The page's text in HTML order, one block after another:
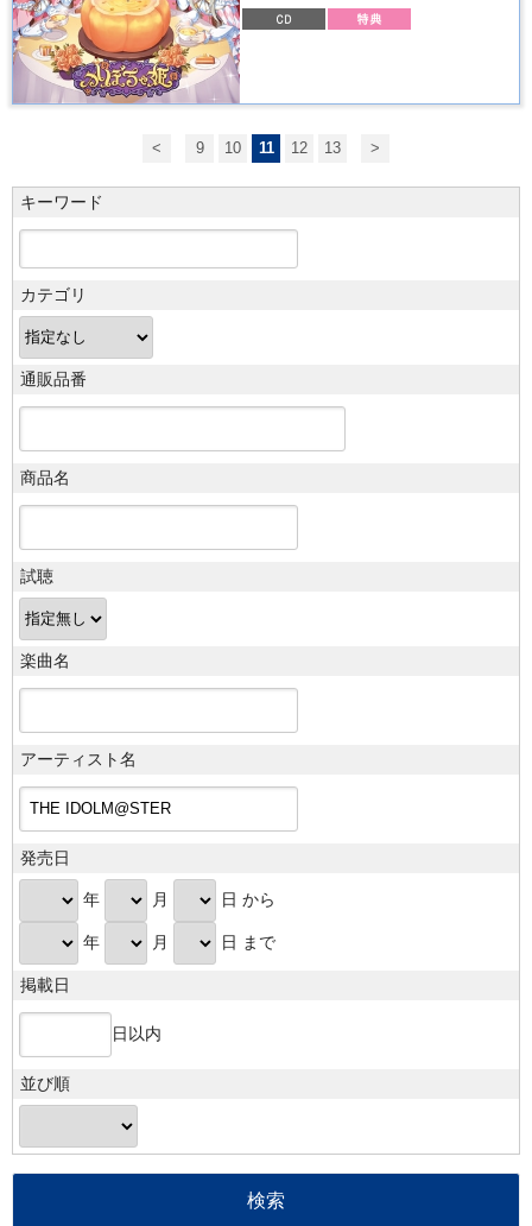
< 9 10 11 12 13 >
キーワード
カテゴリ
通販品番
商品名
試聴
楽曲名
アーティスト名
発売日
年 月 日 から
年 月 日 まで
掲載日
日以内
並び順